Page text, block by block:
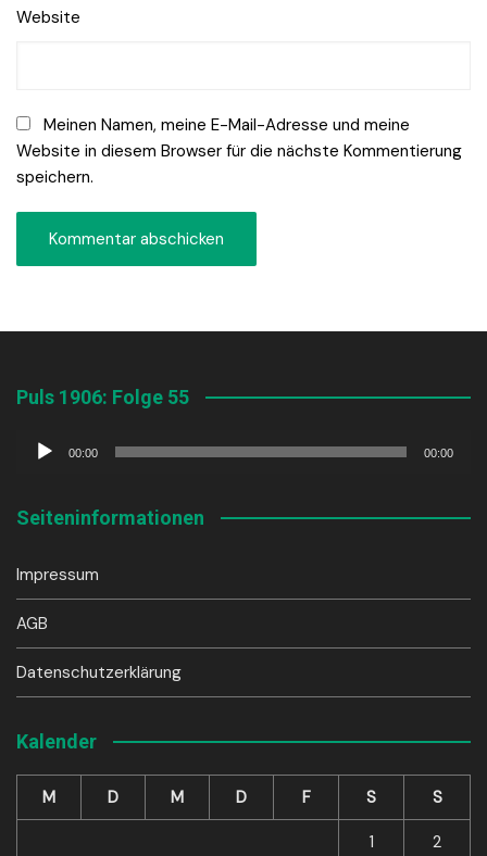
Website
Meinen Namen, meine E-Mail-Adresse und meine
Website in diesem Browser für die nächste Kommentierung
speichern.
Puls 1906: Folge 55
Audio-
00:00 00:00
Seiteninformationen
Impressum
AGB
Datenschutzerklärung
Kalender
M D M D F S S
1 2